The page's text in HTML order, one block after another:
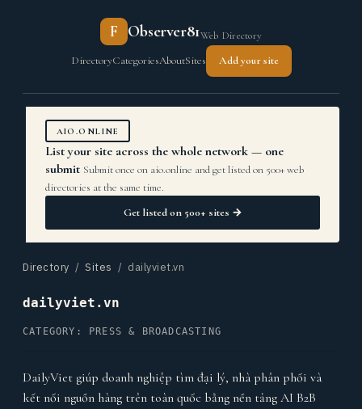
F Observer81Web Directory
DirectoryCategoriesAboutSites Add your site
AIO.ONLINE
List your site across the whole network — one
submit Submit once on aio.online and get listed on 500+ web
directories at the same time.
Get listed on 500+ sites →
Directory / Sites / dailyviet.vn
dailyviet.vn
CATEGORY: PRESS & BROADCASTING
DailyViet giúp doanh nghiệp tìm đại lý, nhà phân phối và
kết nối nguồn hàng trên toàn quốc bằng nền tảng AI B2B